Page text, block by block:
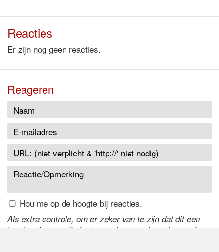
Reacties
Er zijn nog geen reacties.
Reageren
Hou me op de hoogte bij reacties.
Als extra controle, om er zeker van te zijn dat dit een
handmatige reactie is, typ onderstaande code over in